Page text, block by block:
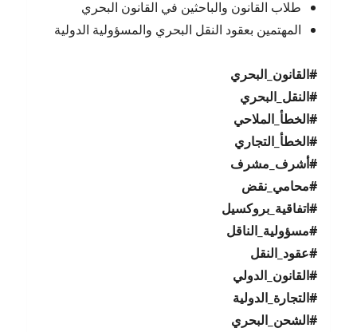
طلاب القانون والباحثين في القانون البحري
المهتمين بعقود النقل البحري والمسؤولية الدولية
#القانون_البحري
#النقل_البحري
#الخطأ_الملاحي
#الخطأ_التجاري
#أشرف_مشرف
#محامي_نقض
#اتفاقية_بروكسيل
#مسؤولية_الناقل
#عقود_النقل
#القانون_الدولي
#التجارة_الدولية
#الشحن_البحري